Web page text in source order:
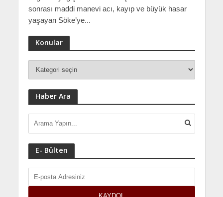
sonrası maddi manevi acı, kayıp ve büyük hasar
yaşayan Söke’ye...
Konular
Haber Ara
E- Bülten